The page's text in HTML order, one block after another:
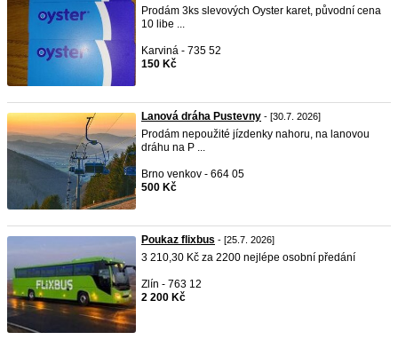
Prodám 3ks slevových Oyster karet, původní cena
10 libe ...
Karviná - 735 52
150 Kč
Lanová dráha Pustevny - [30.7. 2026]
Prodám nepoužité jízdenky nahoru, na lanovou
dráhu na P ...
Brno venkov - 664 05
500 Kč
Poukaz flixbus - [25.7. 2026]
3 210,30 Kč za 2200 nejlépe osobní předání
Zlín - 763 12
2 200 Kč